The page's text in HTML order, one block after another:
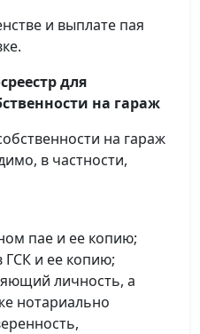
и выплате пая
для
на гараж
на гараж
в частности,
пае и ее копию;
ГСК и ее копию;
личность, а
нотариально